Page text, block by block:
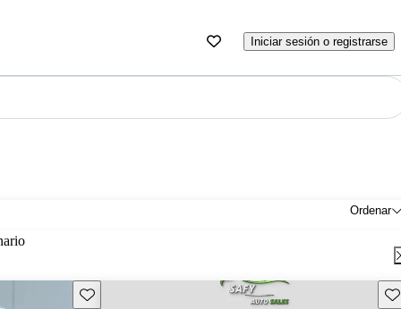
Iniciar sesión o registrarse
Ordenar
Guarda este Aviso